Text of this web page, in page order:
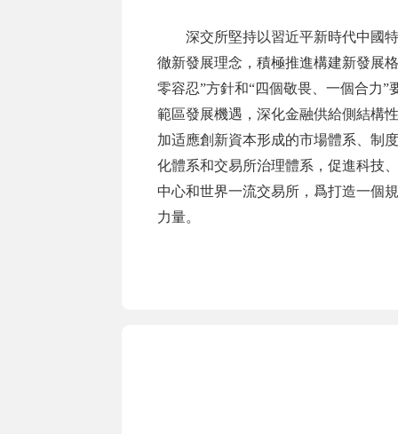
深交所堅持以習近平新時代中國
徹新發展理念，積極推進構建新發展
零容忍”方針和“四個敬畏、一個合力
範區發展機遇，深化金融供給側結構
加适應創新資本形成的市場體系、制
化體系和交易所治理體系，促進科技
中心和世界一流交易所，爲打造一個
力量。